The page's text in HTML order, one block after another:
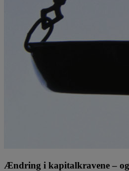
Ændring i kapitalkravene –